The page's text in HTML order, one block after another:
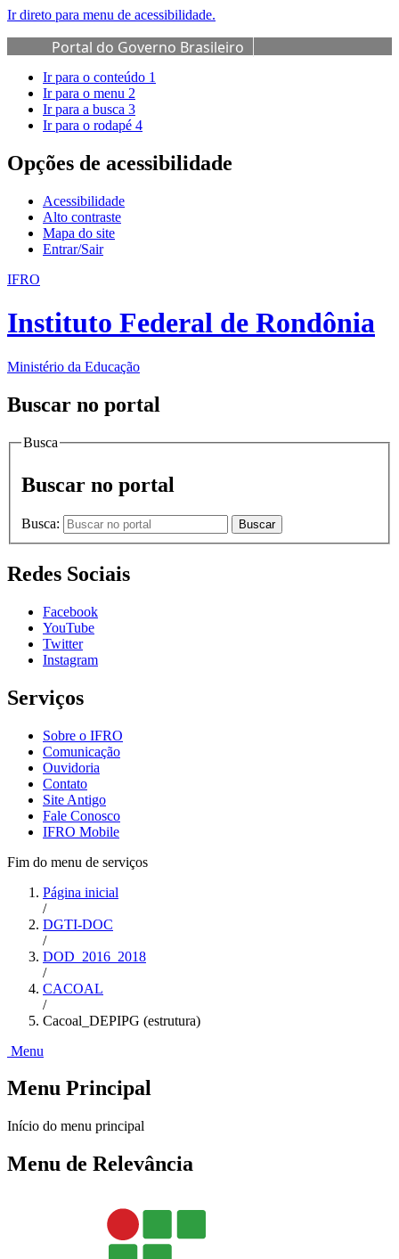
Ir direto para menu de acessibilidade.
Portal do Governo Brasileiro
Ir para o conteúdo 1
Ir para o menu 2
Ir para a busca 3
Ir para o rodapé 4
Opções de acessibilidade
Acessibilidade
Alto contraste
Mapa do site
Entrar/Sair
IFRO
Instituto Federal de Rondônia
Ministério da Educação
Buscar no portal
Busca
Buscar no portal
Busca: Buscar
Redes Sociais
Facebook
YouTube
Twitter
Instagram
Serviços
Sobre o IFRO
Comunicação
Ouvidoria
Contato
Site Antigo
Fale Conosco
IFRO Mobile
Fim do menu de serviços
Página inicial
/
DGTI-DOC
/
DOD_2016_2018
/
CACOAL
/
Cacoal_DEPIPG (estrutura)
Menu
Menu Principal
Início do menu principal
Menu de Relevância